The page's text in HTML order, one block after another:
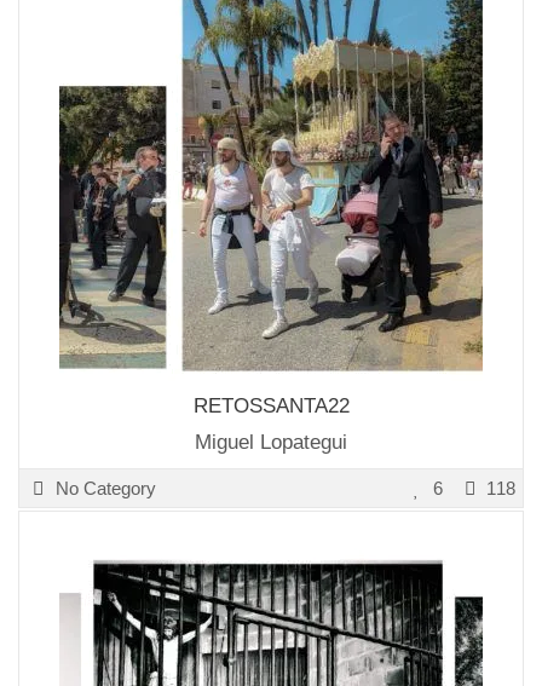
RETOSSANTA22
Miguel Lopategui
No Category 118
6